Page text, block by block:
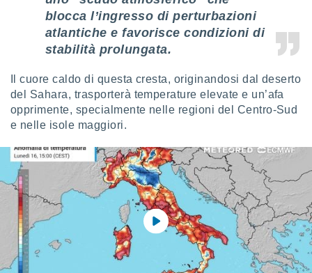
di
sulla
quale
Per
tuo
dei
blocca l’ingresso di perturbazioni
atlantiche e favorisce condizioni di
stabilità prolungata.
Il cuore caldo di questa cresta, originandosi dal deserto
del Sahara, trasporterà temperature elevate e un’afa
opprimente, specialmente nelle regioni del Centro-Sud
e nelle isole maggiori.